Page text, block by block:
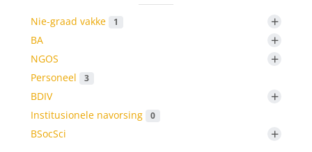
Nie-graad vakke 1 +
BA +
NGOS +
Personeel 3
BDIV +
Institusionele navorsing 0
BSocSci +